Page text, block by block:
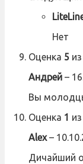
Нет
Оценка 5
Андрей –
Вы
Оценка 1
Alex–
Дичайший